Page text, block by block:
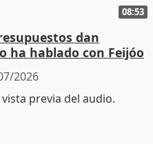
08:53
dan
ha hablado con Feijóo
2026